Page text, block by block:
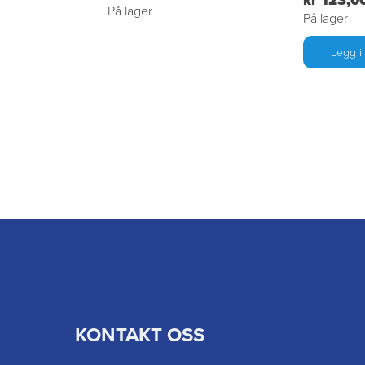
På lager
På lager
Legg
KONTAKT OSS